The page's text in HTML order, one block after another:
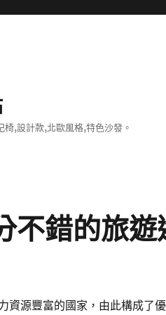
,設計款,北歐風格,特色沙發。
不錯的旅遊
資源豐富的國家，由此構成了